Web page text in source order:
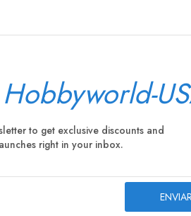
Hobbyworld-
to get exclusive discounts and
right in your inbox.